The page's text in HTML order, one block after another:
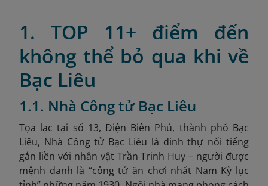
1. TOP 11+ điểm đến
không thể bỏ qua khi về
Bạc Liêu
1.1. Nhà Công tử Bạc Liêu
Tọa lạc tại số 13, Điện Biên Phủ, thành phố Bạc
Liêu, Nhà Công tử Bạc Liêu là dinh thự nổi tiếng
gắn liền với nhân vật Trần Trinh Huy – người được
mệnh danh là “công tử ăn chơi nhất Nam Kỳ lục